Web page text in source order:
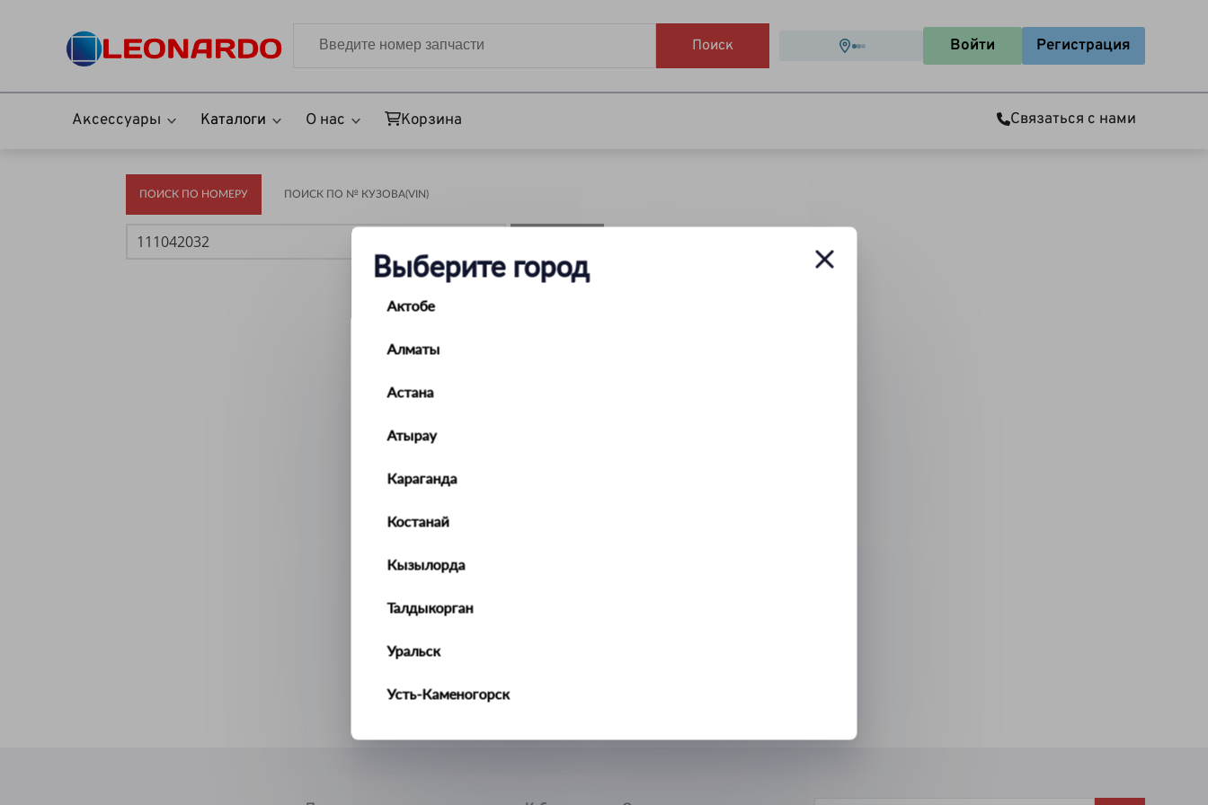
Поиск
Выберите город
Актобе
Алматы
Астана
Атырау
Караганда
Костанай
Кызылорда
Талдыкорган
Уральск
Усть-Каменогорск
Шымкент
Войти Регистрация
Аксессуары Каталоги О нас Корзина Связаться с нами
ПОИСК ПО НОМЕРУ ПОИСК ПО № КУЗОВА(VIN)